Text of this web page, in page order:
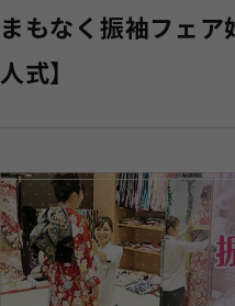
まもなく振袖フェ
人式】